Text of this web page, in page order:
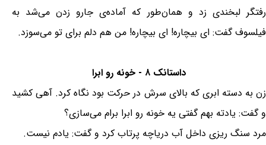
رفتگر لبخندی زد و همان‌طور که آماده‌ی جارو زدن می‌شد به
فیلسوف گفت: ای بیچاره! ای بیچاره! من هم دلم برای تو می‌سوزد.
داستانک ۸ - خونه رو ابرا
زن به دسته ابری که بالای سرش در حرکت بود نگاه کرد. آهی کشید
و گفت: یادته بهم گفتی یه خونه رو ابرا برام می‌سازی؟
مرد سنگ ریزی داخل آب دریاچه پرتاب کرد و گفت: یادم نیست.